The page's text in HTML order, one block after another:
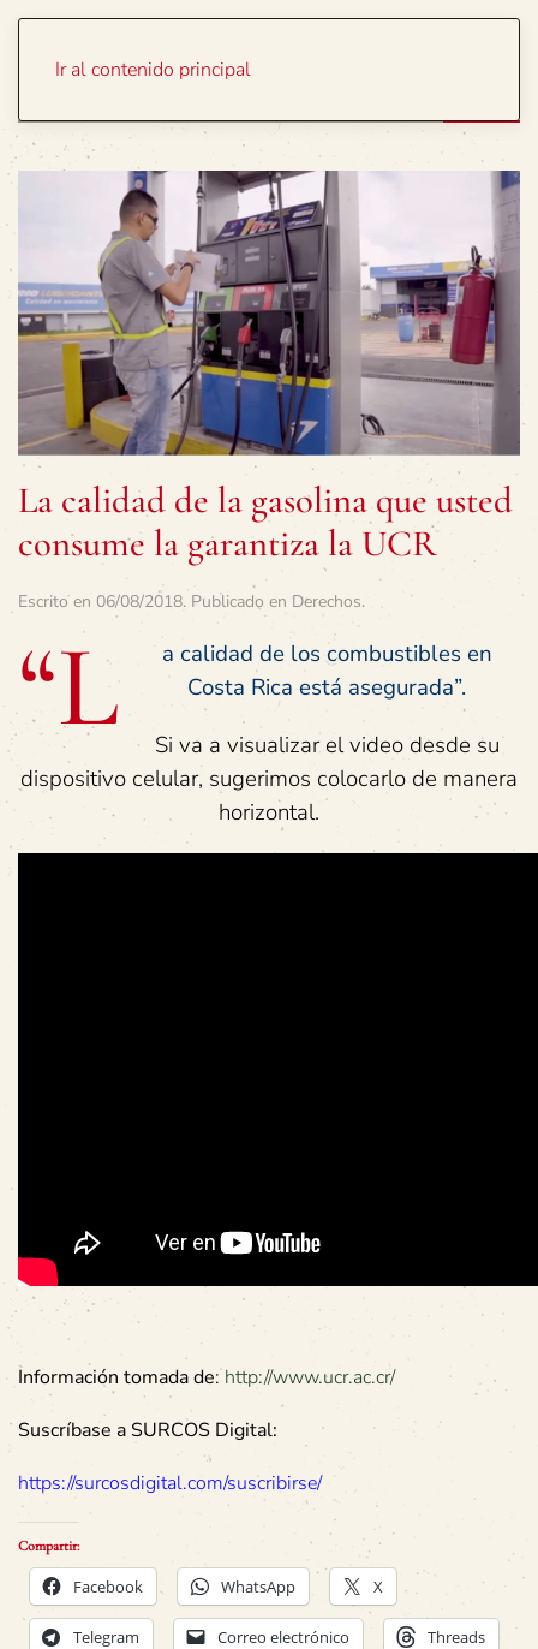
Ir al contenido principal
La calidad de la gasolina que usted
consume la garantiza la UCR
Escrito en 06/08/2018. Publicado en Derechos.
“L
a calidad de los combustibles en
Costa Rica está asegurada”.
Si va a visualizar el video desde su
dispositivo celular, sugerimos colocarlo de manera
horizontal.
Información tomada de:http://www.ucr.ac.cr/
Suscríbase a SURCOS Digital:
https://surcosdigital.com/suscribirse/
Compartir:
Facebook WhatsApp X
Telegram Correo electrónico Threads